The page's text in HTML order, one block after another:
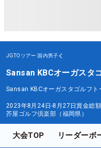
JGTOツアー 国内男子
Sansan KBCオーガスタ
Sansan KBCオーガスタゴルフト
2023年8月24日-8月27日賞金総額
芥屋ゴルフ倶楽部（福岡県）
大会TOP リーダーボ